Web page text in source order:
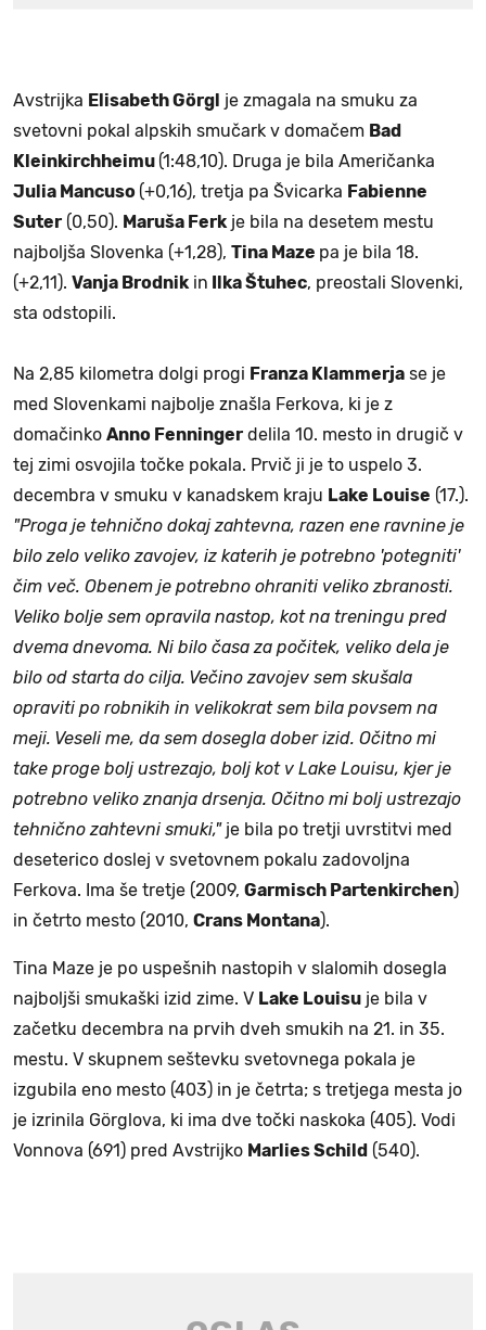
Avstrijka Elisabeth Görgl je zmagala na smuku za
svetovni pokal alpskih smučark v domačem Bad
Kleinkirchheimu (1:48,10). Druga je bila Američanka
Julia Mancuso (+0,16), tretja pa Švicarka Fabienne
Suter (0,50). Maruša Ferkje bila na desetem mestu
najboljša Slovenka (+1,28), Tina Maze pa je bila 18.
(+2,11). Vanja Brodnikin Ilka Štuhec, preostali Slovenki,
sta odstopili.
Na 2,85 kilometra dolgi progi Franza Klammerja se je
med Slovenkami najbolje znašla Ferkova, ki je z
domačinko Anno Fenninger delila 10. mesto in drugič v
tej zimi osvojila točke pokala. Prvič ji je to uspelo 3.
decembra v smuku v kanadskem kraju Lake Louise (17.).
"Proga je tehnično dokaj zahtevna, razen ene ravnine je
bilo zelo veliko zavojev, iz katerih je potrebno 'potegniti'
čim več. Obenem je potrebno ohraniti veliko zbranosti.
Veliko bolje sem opravila nastop, kot na treningu pred
dvema dnevoma. Ni bilo časa za počitek, veliko dela je
bilo od starta do cilja. Večino zavojev sem skušala
opraviti po robnikih in velikokrat sem bila povsem na
meji. Veseli me, da sem dosegla dober izid. Očitno mi
take proge bolj ustrezajo, bolj kot v Lake Louisu, kjer je
potrebno veliko znanja drsenja. Očitno mi bolj ustrezajo
tehnično zahtevni smuki,"je bila po tretji uvrstitvi med
deseterico doslej v svetovnem pokalu zadovoljna
Ferkova. Ima še tretje (2009, Garmisch Partenkirchen)
in četrto mesto (2010, Crans Montana).
Tina Maze je po uspešnih nastopih v slalomih dosegla
najboljši smukaški izid zime. V Lake Louisu je bila v
začetku decembra na prvih dveh smukih na 21. in 35.
mestu. V skupnem seštevku svetovnega pokala je
izgubila eno mesto (403) in je četrta; s tretjega mesta jo
je izrinila Görglova, ki ima dve točki naskoka (405). Vodi
Vonnova (691) pred Avstrijko Marlies Schild (540).